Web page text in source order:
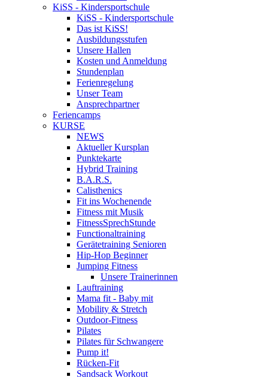
KiSS - Kindersportschule
KiSS - Kindersportschule
Das ist KiSS!
Ausbildungsstufen
Unsere Hallen
Kosten und Anmeldung
Stundenplan
Ferienregelung
Unser Team
Ansprechpartner
Feriencamps
KURSE
NEWS
Aktueller Kursplan
Punktekarte
Hybrid Training
B.A.R.S.
Calisthenics
Fit ins Wochenende
Fitness mit Musik
FitnessSprechStunde
Functionaltraining
Gerätetraining Senioren
Hip-Hop Beginner
Jumping Fitness
Unsere Trainerinnen
Lauftraining
Mama fit - Baby mit
Mobility & Stretch
Outdoor-Fitness
Pilates
Pilates für Schwangere
Pump it!
Rücken-Fit
Sandsack Workout